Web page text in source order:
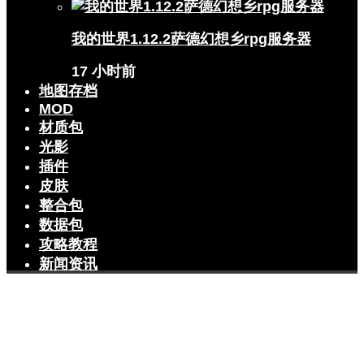
我的世界1.12.2萨德幻想乡rpg服务器
17 小时前
地图存档
MOD
材质包
光影
插件
皮肤
整合包
数据包
攻略教程
新闻资讯